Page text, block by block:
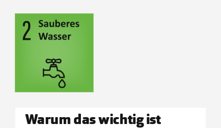
Mitglieder
Warum das wichtig ist